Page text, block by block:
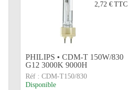
2,72 € TTC
PHILIPS • CDM-T 150W/830
G12 3000K 9000H
Réf : CDM-T150/830
Disponible